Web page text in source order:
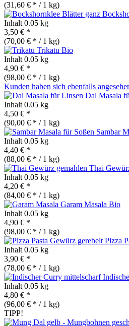
(31,60 € * / 1 kg)
Inhalt 0.05 kg
3,50 € *
(70,00 € * / 1 kg)
Trikatu Bio
Inhalt 0.05 kg
4,90 € *
(98,00 € * / 1 kg)
Kunden haben sich ebenfalls
Dal Masala
Inhalt 0.05 kg
4,50 € *
(90,00 € * / 1 kg)
Sambar
Inhalt 0.05 kg
4,40 € *
(88,00 € * / 1 kg)
Thai
Inhalt 0.05 kg
4,20 € *
(84,00 € * / 1 kg)
Garam Masala Bio
Inhalt 0.05 kg
4,90 € *
(98,00 € * / 1 kg)
Pizza
Inhalt 0.05 kg
3,90 € *
(78,00 € * / 1 kg)
Inhalt 0.05 kg
4,80 € *
(96,00 € * / 1 kg)
TIPP!